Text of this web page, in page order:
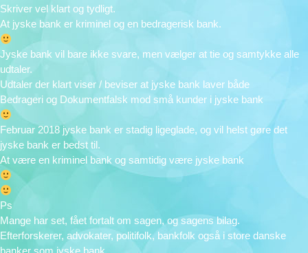
Skriver vel klart og tydligt.
At jyske bank er kriminel og en bedragerisk bank.
Jyske bank vil bare ikke svare, men vælger at tie og samtykke alle
udtaler.
Udtaler der klart viser / beviser at jyske bank laver både
Bedrageri og Dokumentfalsk mod små kunder i jyske bank
Februar 2018 jyske bank er stadig ligeglade, og vil helst gøre det
jyske bank er bedst til.
At være en kriminel bank og samtidig være jyske bank
Ps
Mange har set, fået fortalt om sagen, og sagens bilag.
Efterforskerer, advokater, politifolk, bankfolk også i store danske
banker som jyske bank.